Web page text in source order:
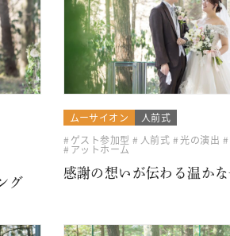
グ
ムーサイオン
人前式
ゲスト参加型
人前式 光の演出
アットホーム
感謝の想いが伝わる温か